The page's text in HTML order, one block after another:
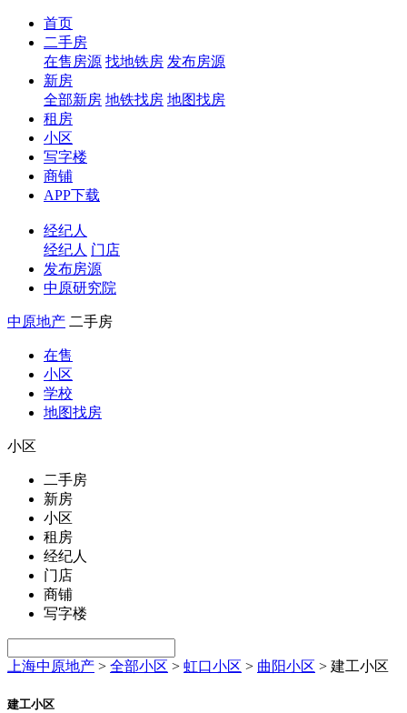
首页
二手房
在售房源 找地铁房 发布房源
新房
全部新房 地铁找房 地图找房
租房
小区
写字楼
商铺
APP下载
经纪人
经纪人 门店
发布房源
中原研究院
中原地产 二手房
在售
小区
学校
地图找房
小区
二手房
新房
小区
租房
经纪人
门店
商铺
写字楼
上海中原地产 > 全部小区 > 虹口小区 > 曲阳小区 > 建工小区
建工小区